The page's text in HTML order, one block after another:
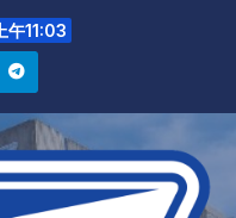
上午11:03